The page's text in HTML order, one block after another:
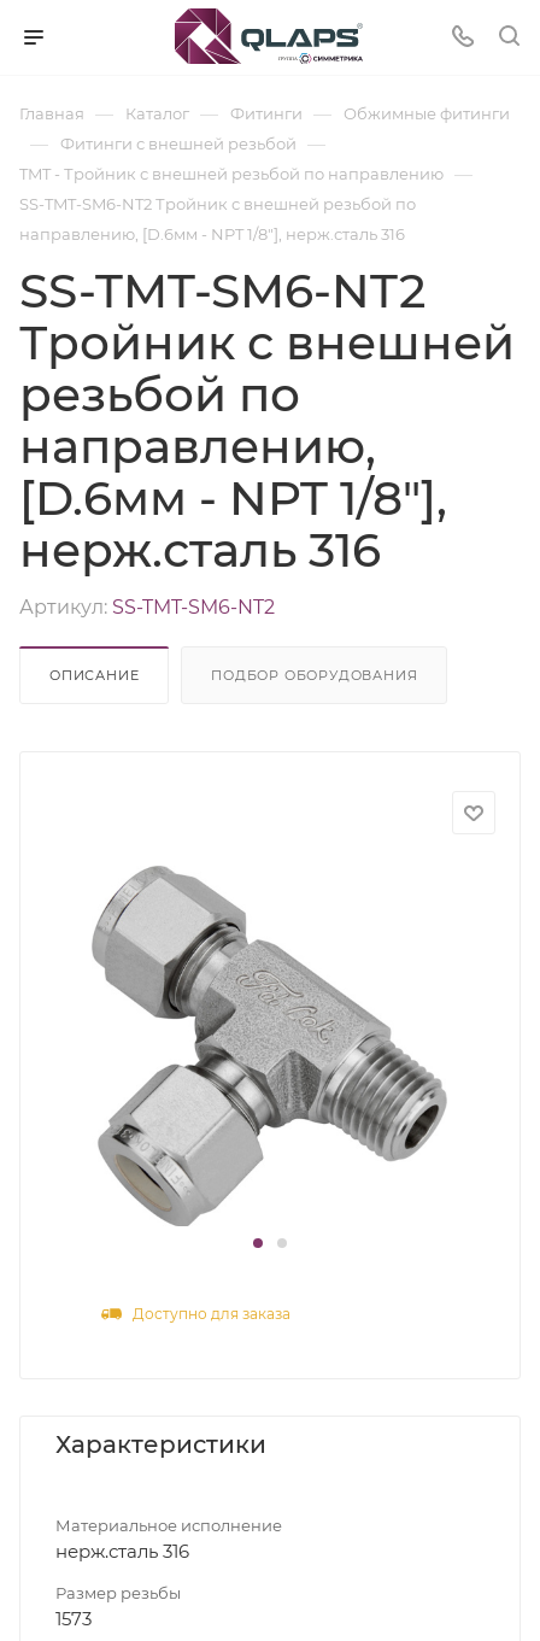
Главная — Каталог — Фитинги — Обжимные фитинги
— Фитинги с внешней резьбой —
TMT - Тройник с внешней резьбой по направлению —
SS-TMT-SM6-NT2 Тройник с внешней резьбой по
направлению, [D.6мм - NPT 1/8"], нерж.сталь 316
SS-TMT-SM6-NT2
Тройник с внешней
резьбой по
направлению,
[D.6мм - NPT 1/8"],
нерж.сталь 316
Артикул: SS-TMT-SM6-NT2
ОПИСАНИЕ ПОДБОР ОБОРУДОВАНИЯ
Доступно для заказа
Характеристики
Материальное исполнение
нерж.сталь 316
Размер резьбы
1573